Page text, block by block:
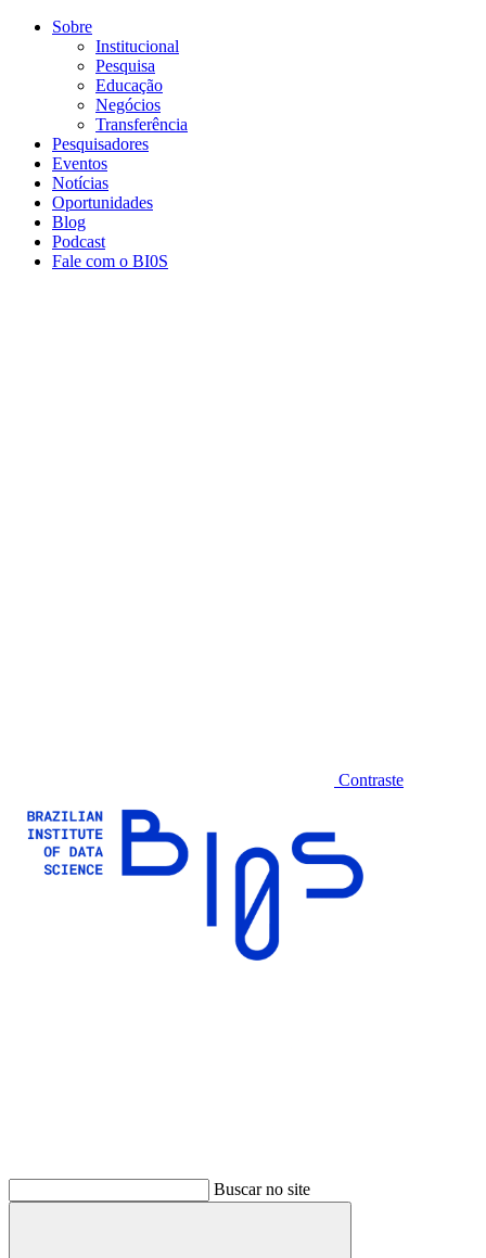
Conteúdo principal
Sobre
Institucional
Pesquisa
Educação
Negócios
Transferência
Pesquisadores
Eventos
Notícias
Oportunidades
Blog
Podcast
Fale com o BI0S
Contraste
Buscar no site